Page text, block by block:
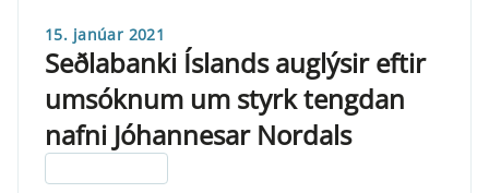
15. janúar 2021
Seðlabanki Íslands auglýsir eftir
umsóknum um styrk tengdan
nafni Jóhannesar Nordals